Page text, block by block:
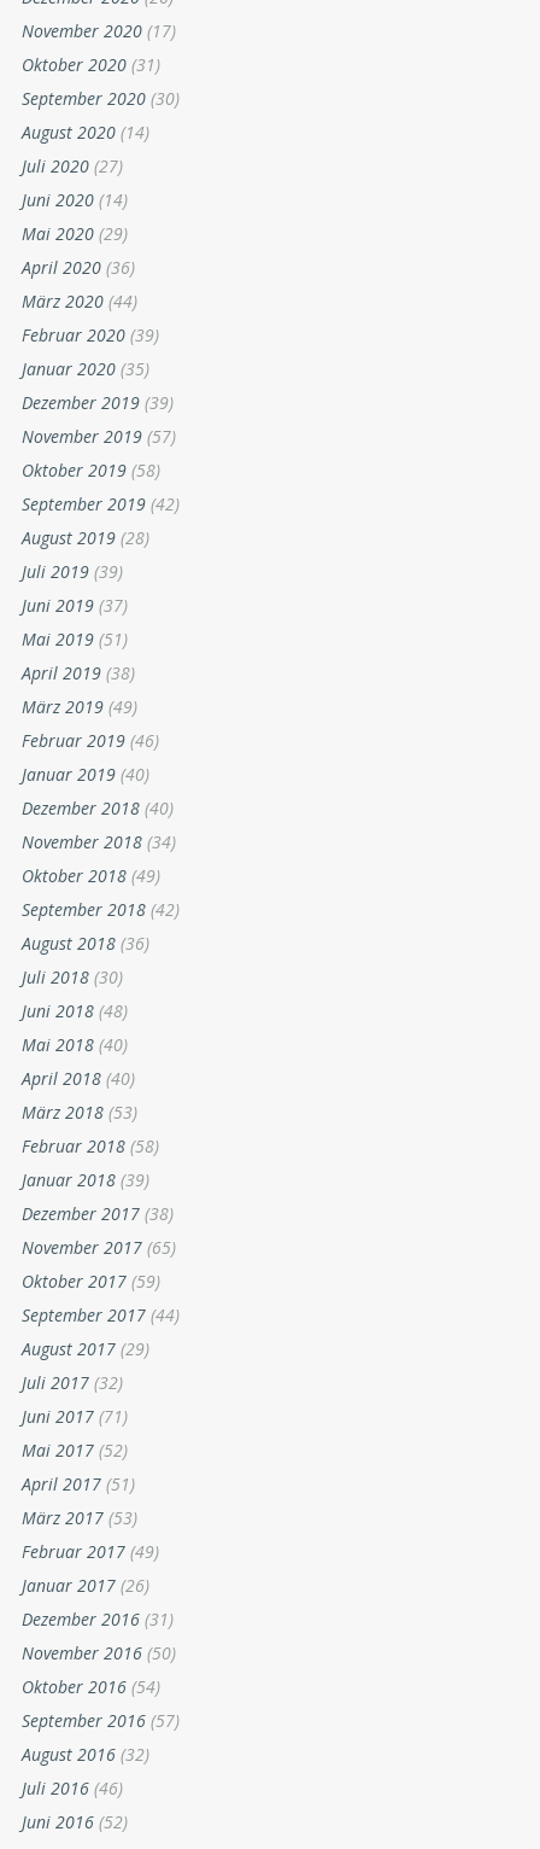
November 2020 (17)
Oktober 2020 (31)
September 2020 (30)
August 2020 (14)
Juli 2020 (27)
Juni 2020 (14)
Mai 2020 (29)
April 2020 (36)
März 2020 (44)
Februar 2020 (39)
Januar 2020 (35)
Dezember 2019 (39)
November 2019 (57)
Oktober 2019 (58)
September 2019 (42)
August 2019 (28)
Juli 2019 (39)
Juni 2019 (37)
Mai 2019 (51)
April 2019 (38)
März 2019 (49)
Februar 2019 (46)
Januar 2019 (40)
Dezember 2018 (40)
November 2018 (34)
Oktober 2018 (49)
September 2018 (42)
August 2018 (36)
Juli 2018 (30)
Juni 2018 (48)
Mai 2018 (40)
April 2018 (40)
März 2018 (53)
Februar 2018 (58)
Januar 2018 (39)
Dezember 2017 (38)
November 2017 (65)
Oktober 2017 (59)
September 2017 (44)
August 2017 (29)
Juli 2017 (32)
Juni 2017 (71)
Mai 2017 (52)
April 2017 (51)
März 2017 (53)
Februar 2017 (49)
Januar 2017 (26)
Dezember 2016 (31)
November 2016 (50)
Oktober 2016 (54)
September 2016 (57)
August 2016 (32)
Juli 2016 (46)
Juni 2016 (52)